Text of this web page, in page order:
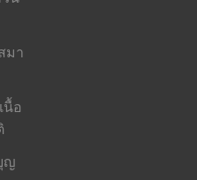
มา
อ
ญ